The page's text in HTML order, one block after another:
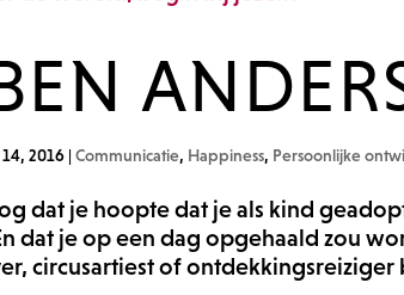
2016 |Communicatie, Happiness, Persoonlijke
dat je hoopte dat je als kind
dat je op een dag opgehaald zou
circusartiest of ontdekkingsreiziger